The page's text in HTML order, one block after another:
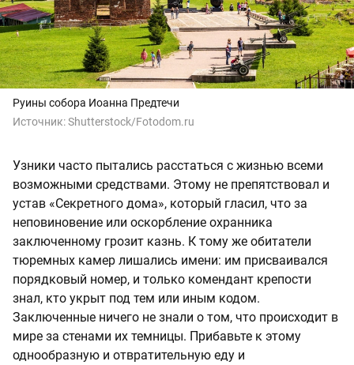
Руины собора Иоанна Предтечи
Источник:Shutterstock/Fotodom.ru
Узники часто пытались расстаться с жизнью всеми
возможными средствами. Этому не препятствовал и
устав «Секретного дома», который гласил, что за
неповиновение или оскорбление охранника
заключенному грозит казнь. К тому же обитатели
тюремных камер лишались имени: им присваивался
порядковый номер, и только комендант крепости
знал, кто укрыт под тем или иным кодом.
Заключенные ничего не знали о том, что происходит в
мире за стенами их темницы. Прибавьте к этому
однообразную и отвратительную еду и